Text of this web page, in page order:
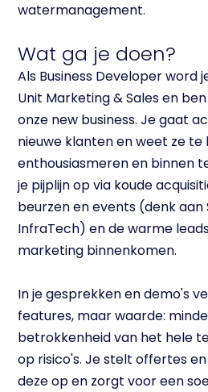
watermanagement.
Wat ga je doen?
Als Business Developer word
Unit Marketing & Sales en
onze new business. Je gaat
nieuwe klanten en weet ze
enthousiasmeren en binnen
je pijplijn op via koude
beurzen en events (denk aan
InfraTech) en de warme
marketing binnenkomen.
In je gesprekken en demo's
features, maar waarde:
betrokkenheid van het hele
op risico's. Je stelt offertes
deze op en zorgt voor een